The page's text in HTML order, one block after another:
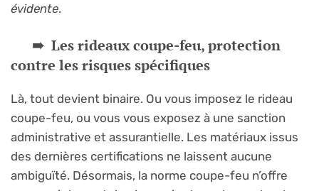
évidente.
Les rideaux coupe-feu, protection
contre les risques spécifiques
Là, tout devient binaire. Ou vous imposez le rideau
coupe-feu, ou vous vous exposez à une sanction
administrative et assurantielle. Les matériaux issus
des dernières certifications ne laissent aucune
ambiguïté. Désormais, la norme coupe-feu n’offre